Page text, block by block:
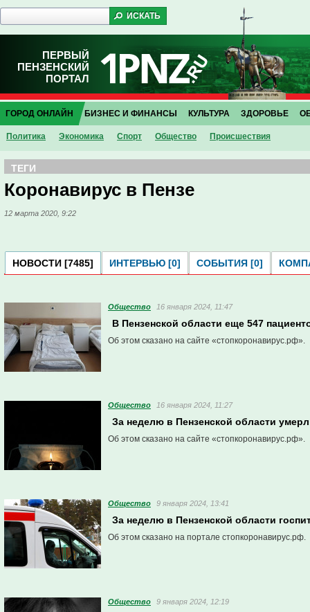
ПЕРВЫЙ
ПЕНЗЕНСКИЙ
ПОРТАЛ
ГОРОД ОНЛАЙН
Политика Экономика Спорт Общество Проиcшествия
БИЗНЕС И ФИНАНСЫ КУЛЬТУРА ЗДОРОВЬЕ
ТЕГИ
Коронавирус в Пензе
12 марта 2020, 9:22
НОВОСТИ [7485] ИНТЕРВЬЮ [0] СОБЫТИЯ [0]
Общество 16 января 2024, 11:47
В Пензенской области еще 547
Об этом сказано на сайте «стопкоронавирус.рф».
Общество 16 января 2024, 11:27
За неделю в Пензенской области
Об этом сказано на сайте «стопкоронавирус.рф».
Общество 9 января 2024, 13:41
За неделю в Пензенской области
Об этом сказано на портале стопкоронавирус.рф.
Общество 9 января 2024, 12:19